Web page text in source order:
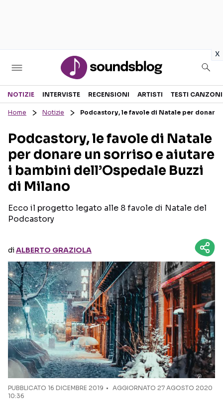
x
Sezioni
RECENSIONI MUSICALI
INTERVISTE
GOSSIP E CURIOSITÀ
TESTI CANZONI
TOUR ED EVENTI
TALENT SHOW
Seguici sui social
NOTIZIE INTERVISTE RECENSIONI ARTISTI TESTI CANZONI
Home Notizie Podcastory, le favole di Natale per donare
Podcastory, le favole di Natale
per donare un sorriso e aiutare
i bambini dell’Ospedale Buzzi
di Milano
Ecco il progetto legato alle 8 favole di Natale del
Podcastory
diALBERTO GRAZIOLA
PUBBLICATO 16 DICEMBRE 2019
AGGIORNATO 27 AGOSTO 2020
10:36